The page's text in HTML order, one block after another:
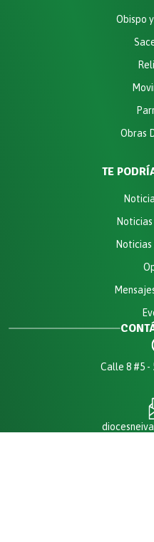
Obispo
Obras
TE
Noticias
Calle 8 #5 -